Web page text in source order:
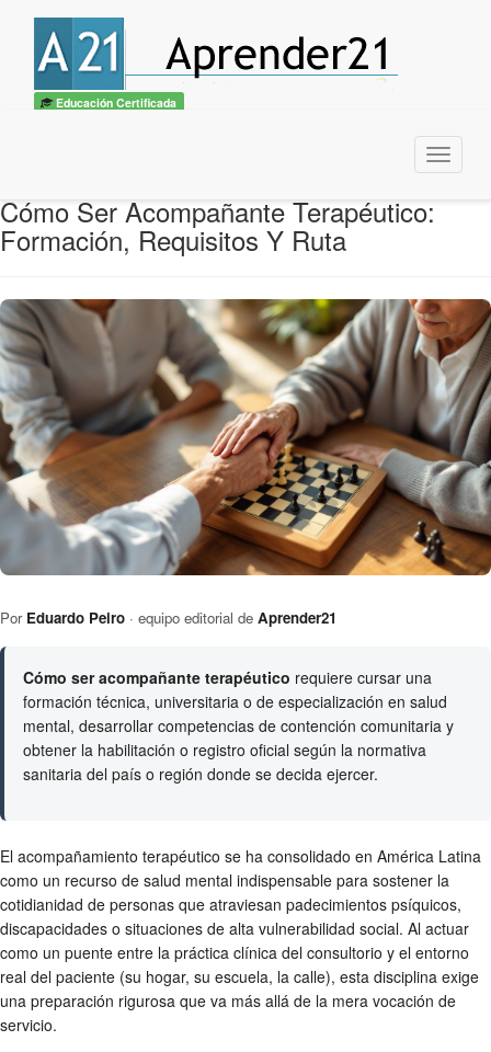
Educación Certificada
Menu
Cómo Ser Acompañante Terapéutico:
Formación, Requisitos Y Ruta
Por Eduardo Peiro · equipo editorial de Aprender21
Cómo ser acompañante terapéutico requiere cursar una
formación técnica, universitaria o de especialización en salud
mental, desarrollar competencias de contención comunitaria y
obtener la habilitación o registro oficial según la normativa
sanitaria del país o región donde se decida ejercer.
El acompañamiento terapéutico se ha consolidado en América Latina
como un recurso de salud mental indispensable para sostener la
cotidianidad de personas que atraviesan padecimientos psíquicos,
discapacidades o situaciones de alta vulnerabilidad social. Al actuar
como un puente entre la práctica clínica del consultorio y el entorno
real del paciente (su hogar, su escuela, la calle), esta disciplina exige
una preparación rigurosa que va más allá de la mera vocación de
servicio.